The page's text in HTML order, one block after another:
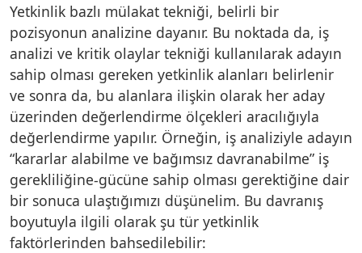
Yetkinlik bazlı mülakat tekniği, belirli bir
pozisyonun analizine dayanır. Bu noktada da, iş
analizi ve kritik olaylar tekniği kullanılarak adayın
sahip olması gereken yetkinlik alanları belirlenir
ve sonra da, bu alanlara ilişkin olarak her aday
üzerinden değerlendirme ölçekleri aracılığıyla
değerlendirme yapılır. Örneğin, iş analiziyle adayın
“kararlar alabilme ve bağımsız davranabilme” iş
gerekliliğine-gücüne sahip olması gerektiğine dair
bir sonuca ulaştığımızı düşünelim. Bu davranış
boyutuyla ilgili olarak şu tür yetkinlik
faktörlerinden bahsedilebilir: